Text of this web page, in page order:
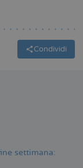
Condividi
settimana: